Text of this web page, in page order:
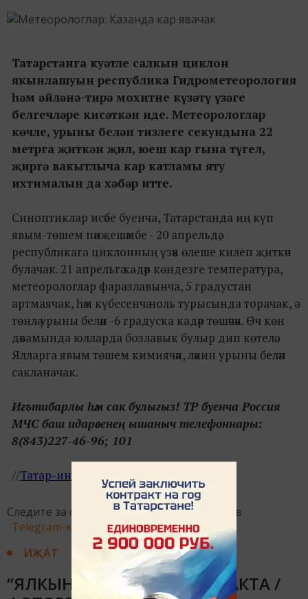
Татарстанга куәтле салкын циклон
якынлашуын республика Гидрометеорология
һәм әйләнә-тирә мохитне күзәтү үзәге
белгечләре кисәткән иде. Метеорологлар
көчле, урыны белән тизлеге секундына 22
метрга җиткән җил, юеш кар гына түгел,
җиргә вакытлыча кар катламы яту
ихтималын да хәбәр итте.
Синоптиклар исәбе буенча, Татарстанда иң күп
явым-төшем пәнҗешәмбе - 20 апрельдә,
республикага циклонның үзәк өлеше килеп җиткәч
булачак. 21 апрельгә кадәр көндезге температура,
метеорологлар фаразлавынча, 5 градустан
артмаячак, һәм күбесенчә ноль турысында торачак, ә
төнлә урыны белән -6 градуска кадәр төшәчәк. Өч көн
дәвамында юлларда бозлавык булыр дип көтелә.
Ялларга явым төшем кимиячәк, ләкин урыны белән
сакланачак.
Игътибарлы һәм сак булыгыз! ТР буенча Россия
МЧС баш идарәсенең ышаныч телефоннары:
8(843)227-46-96; 101
//Татар-информ
Следите за самым важным и интересным в
Telegram-канале
Татмедиа
ИҖАТ
“ЯЛКЫН” ГОССОВЕТТА КУНАКТА /